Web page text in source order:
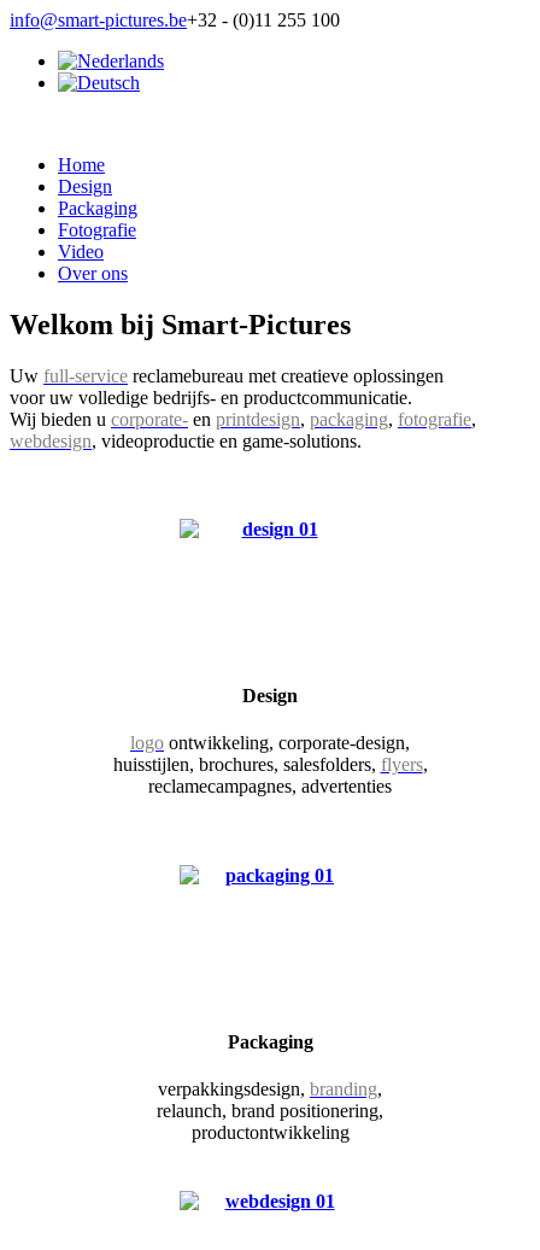
info@smart-pictures.be+32 - (0)11 255 100
Home
Design
Packaging
Fotografie
Video
Over ons
Welkom bij Smart-Pictures
Uw full-service reclamebureau met creatieve oplossingen
voor uw volledige bedrijfs- en productcommunicatie.
Wij bieden u corporate- en printdesign, packaging, fotografie,
webdesign, videoproductie en game-solutions.
Design
logo ontwikkeling, corporate-design,
huisstijlen, brochures, salesfolders, flyers,
reclamecampagnes, advertenties
Packaging
verpakkingsdesign, branding,
relaunch, brand positionering,
productontwikkeling